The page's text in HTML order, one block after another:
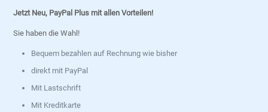
Jetzt Neu, PayPal Plus mit allen Vorteilen!
Sie haben die Wahl!
Bequem bezahlen auf Rechnung wie bisher
direkt mit PayPal
Mit Lastschrift
Mit Kreditkarte